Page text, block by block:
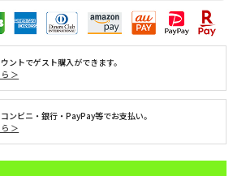
ントでゲスト購入ができます。
＞
ンビニ・銀行・PayPay等でお支払い。
＞